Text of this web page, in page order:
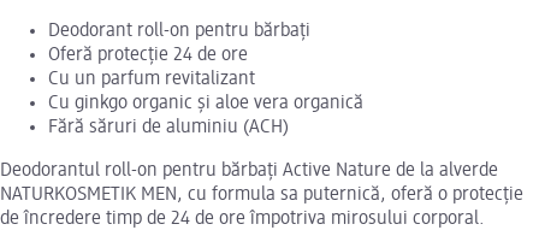
Deodorant roll-on pentru bărbați
Oferă protecție 24 de ore
Cu un parfum revitalizant
Cu ginkgo organic și aloe vera organică
Fără săruri de aluminiu (ACH)
Deodorantul roll-on pentru bărbați Active Nature de la alverde
NATURKOSMETIK MEN, cu formula sa puternică, oferă o protecție
de încredere timp de 24 de ore împotriva mirosului corporal.